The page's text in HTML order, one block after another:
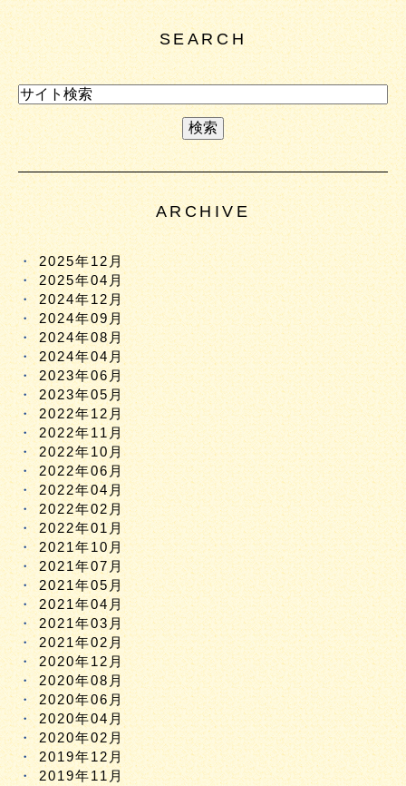
SEARCH
ARCHIVE
2025年12月
2025年04月
2024年12月
2024年09月
2024年08月
2024年04月
2023年06月
2023年05月
2022年12月
2022年11月
2022年10月
2022年06月
2022年04月
2022年02月
2022年01月
2021年10月
2021年07月
2021年05月
2021年04月
2021年03月
2021年02月
2020年12月
2020年08月
2020年06月
2020年04月
2020年02月
2019年12月
2019年11月